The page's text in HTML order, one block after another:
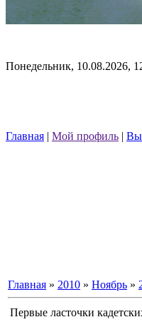
Понедельник, 10.08.2026,
Главная | Мой профиль |
Главная » 2010 » Ноябрь »
Первые ласточки